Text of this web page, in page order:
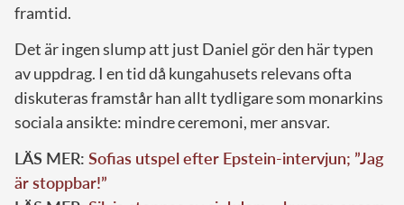
framtid.
Det är ingen slump att just Daniel gör den här typen
av uppdrag. I en tid då kungahusets relevans ofta
diskuteras framstår han allt tydligare som monarkins
sociala ansikte: mindre ceremoni, mer ansvar.
LÄS MER: Sofias utspel efter Epstein-intervjun; ”Jag
är stoppbar!”